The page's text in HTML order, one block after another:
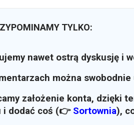
TYLKO:
nawet ostrą dyskusję i
można
założenie konta, dzięki
i dodać coś (👉 Sortownia),